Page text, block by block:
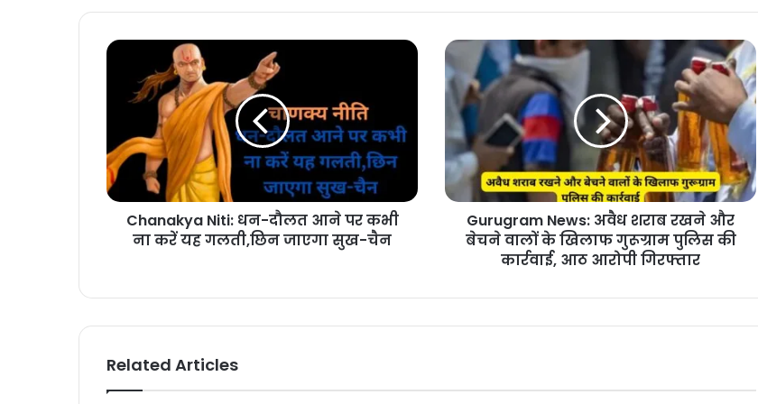
इनकी नेटवर्थ इतनी है कि जान उड़ जाएंगे
आपके होश
Ujjain News : कोई भी बाहरी इंसान रात में
उज्जैन में क्यों नहीं रुकता? जानिए इसके
पीछे की चौंकाने वाली वजह ,
Research On Electricity: अब मानव
यूरिन से बनेगी बिजली, IIT पलक्कड़ के
वैज्ञानिकों ने किया कमाल!
Gurgaon Court News: कोर्ट में जज को
दो अंगुलियों से सलाम करने पर एसीपी पर
Chanakya Niti: धन-दौलत आने पर कभी
ना करें यह गलती,छिन जाएगा सुख-चैन
Gurugram News: अवैध शराब रखने और
बेचने वालों के खिलाफ गुरूग्राम पुलिस की
कार्रवाई, आठ आरोपी गिरफ्तार
Related Articles